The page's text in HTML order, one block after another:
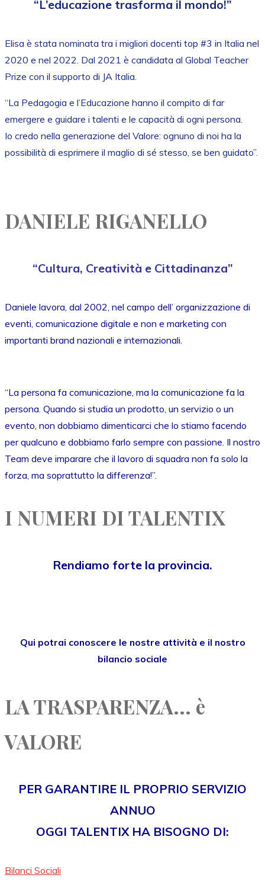
“L’educazione trasforma il mondo!”
Elisa è stata nominata tra i migliori docenti top #3 in Italia nel
2020 e nel 2022. Dal 2021 è candidata al Global Teacher
Prize con il supporto di JA Italia.
“La Pedagogia e l’Educazione hanno il compito di far
emergere e guidare i talenti e le capacità di ogni persona.
Io credo nella generazione del Valore: ognuno di noi ha la
possibilità di esprimere il maglio di sé stesso, se ben guidato”.
DANIELE RIGANELLO
“Cultura, Creatività e Cittadinanza”
Daniele lavora, dal 2002, nel campo dell’ organizzazione di
eventi, comunicazione digitale e non e marketing con
importanti brand nazionali e internazionali.
“La persona fa comunicazione, ma la comunicazione fa la
persona. Quando si studia un prodotto, un servizio o un
evento, non dobbiamo dimenticarci che lo stiamo facendo
per qualcuno e dobbiamo farlo sempre con passione. Il nostro
Team deve imparare che il lavoro di squadra non fa solo la
forza, ma soprattutto la differenza!”.
I NUMERI DI TALENTIX
Rendiamo forte la provincia.
Qui potrai conoscere le nostre attività e il nostro
bilancio sociale
LA TRASPARENZA... è
VALORE
PER GARANTIRE IL PROPRIO SERVIZIO
ANNUO
OGGI TALENTIX HA BISOGNO DI:
Bilanci Sociali